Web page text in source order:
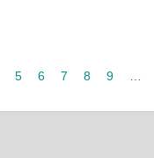
5 6 7 8 9